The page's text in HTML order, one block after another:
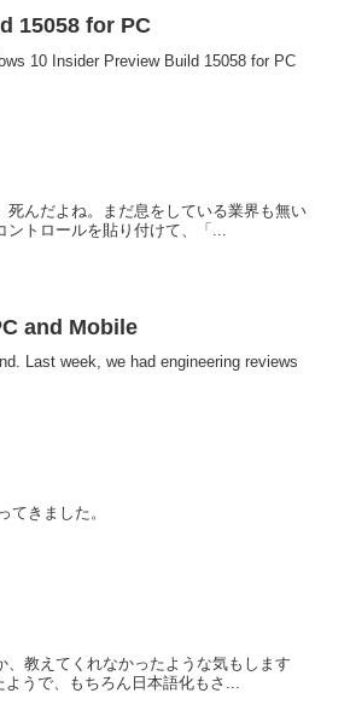
15058 for PC
10 Insider Preview Build 15058 for PC
んだよね。まだ息をしている業界も無い
ントロールを貼り付けて、「...
and Mobile
Last week, we had engineering reviews
きました。
教えてくれなかったような気もします
うで、もちろん日本語化もさ...